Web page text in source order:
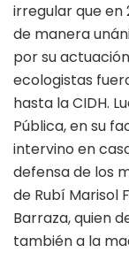
irregular que en
de manera
por su
ecologistas
hasta la CIDH.
Pública, en su
intervino en
defensa de los
de Rubí Marisol
Barraza, quien
también a la